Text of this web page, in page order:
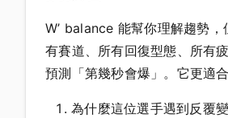
W’ balance 能幫你理解趨勢，
有賽道、所有回復型態、所有
預測「第幾秒會爆」。它更適
為什麼這位選手遇到反覆